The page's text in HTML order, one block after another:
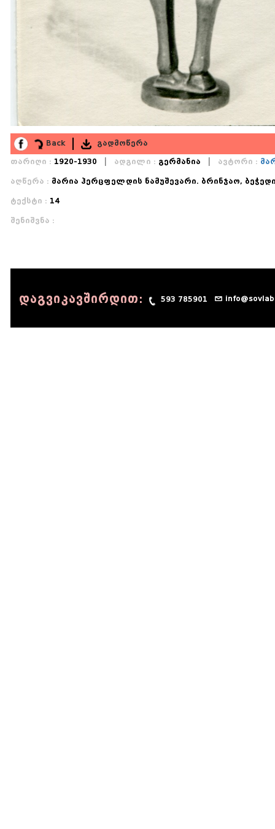
Back
გადმოწერა
თარიღი : 1920-1930 | ადგილი : გერმანია | ავტორი :
აღწერა : მარია ჰერცფელდის ნამუშევარი. ბრინჯაო,
ტექსტი : 14
შენიშვნა :
დაგვიკავშირდით: 593 785901